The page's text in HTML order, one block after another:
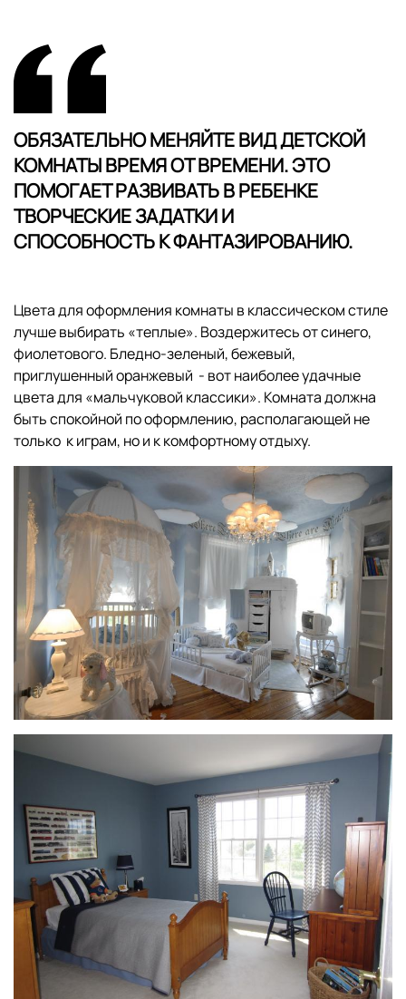
ОБЯЗАТЕЛЬНО МЕНЯЙТЕ ВИД ДЕТСКОЙ
КОМНАТЫ ВРЕМЯ ОТ ВРЕМЕНИ. ЭТО
ПОМОГАЕТ РАЗВИВАТЬ В РЕБЕНКЕ
ТВОРЧЕСКИЕ ЗАДАТКИ И
СПОСОБНОСТЬ К ФАНТАЗИРОВАНИЮ.
Цвета для оформления комнаты в классическом стиле
лучше выбирать «теплые». Воздержитесь от синего,
фиолетового. Бледно-зеленый, бежевый,
приглушенный оранжевый - вот наиболее удачные
цвета для «мальчуковой классики». Комната должна
быть спокойной по оформлению, располагающей не
только к играм, но и к комфортному отдыху.